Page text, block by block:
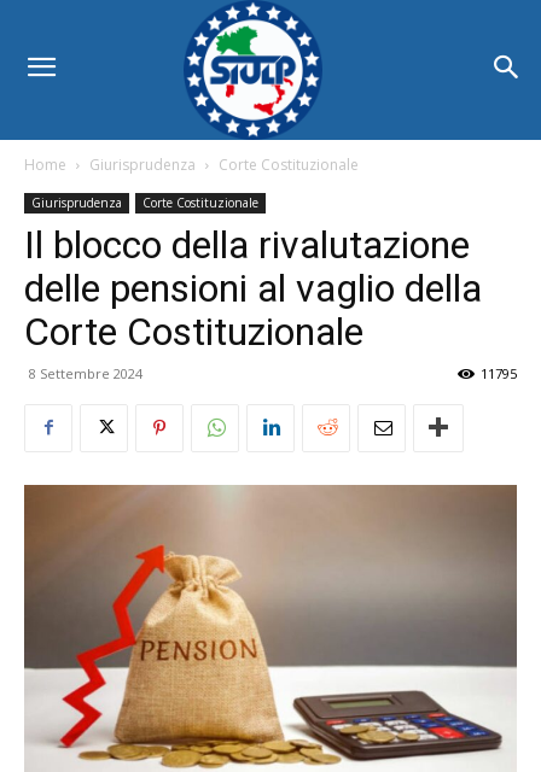
Home Giurisprudenza Corte Costituzionale
Giurisprudenza Corte Costituzionale
Il blocco della rivalutazione
delle pensioni al vaglio della
Corte Costituzionale
8 Settembre 2024 11795